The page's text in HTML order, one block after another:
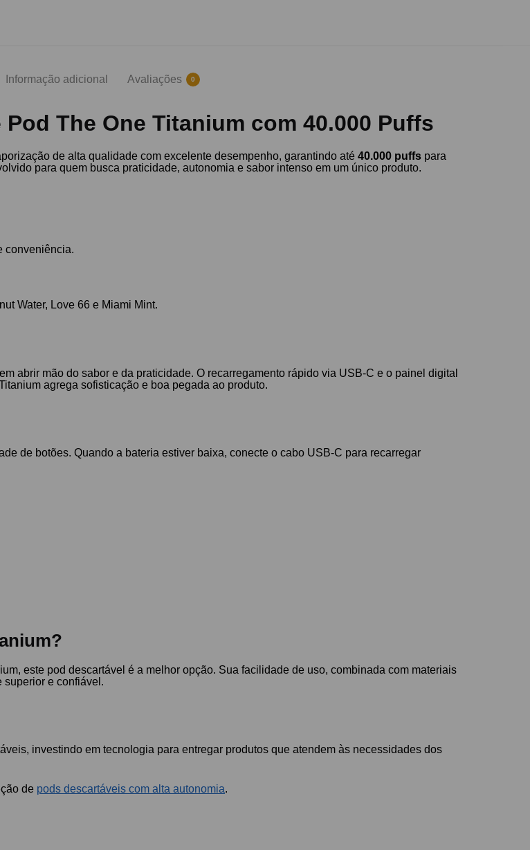
Informação adicional Avaliações 0
The One Titanium com 40.000 Puffs
de alta qualidade com excelente desempenho, garantindo até40.000 puffs para
para quem busca praticidade, autonomia e sabor intenso em um único produto.
conveniência.
Water, Love 66 e Miami Mint.
abrir mão do sabor e da praticidade. O recarregamento rápido via USB-C e o painel digital
agrega sofisticação e boa pegada ao produto.
de botões. Quando a bateria estiver baixa, conecte o cabo USB-C para recarregar
este pod descartável é a melhor opção. Sua facilidade de uso, combinada com materiais
superior e confiável.
investindo em tecnologia para entregar produtos que atendem às necessidades dos
de pods descartáveis com alta autonomia.